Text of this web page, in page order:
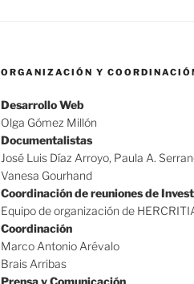
ORGANIZACIÓN Y
Desarrollo Web
Olga Gómez Millón
Documentalistas
José Luis Díaz Arroyo, Paula A.
Vanesa Gourhand
Coordinación de reuniones de
Equipo de organización de
Coordinación
Marco Antonio Arévalo
Brais Arribas
Prensa y Comunicación